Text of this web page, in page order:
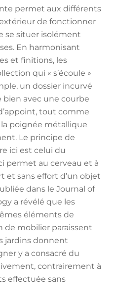
permet aux différents
de fonctionner
se situer isolément
En harmonisant
et finitions, les
qui « s’écoule »
un dossier incurvé
bien avec une courbe
tout comme
poignée métallique
Le principe de
ici est celui du
permet au cerveau et à
et sans effort d’un objet
dans le Journal of
a révélé que les
éléments de
de mobilier paraissent
jardins donnent
y a consacré du
contrairement à
effectuée sans